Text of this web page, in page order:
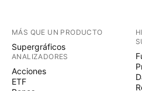
MÁS QUE UN PRODUCTO
Supergráficos
ANALIZADORES
Acciones
ETF